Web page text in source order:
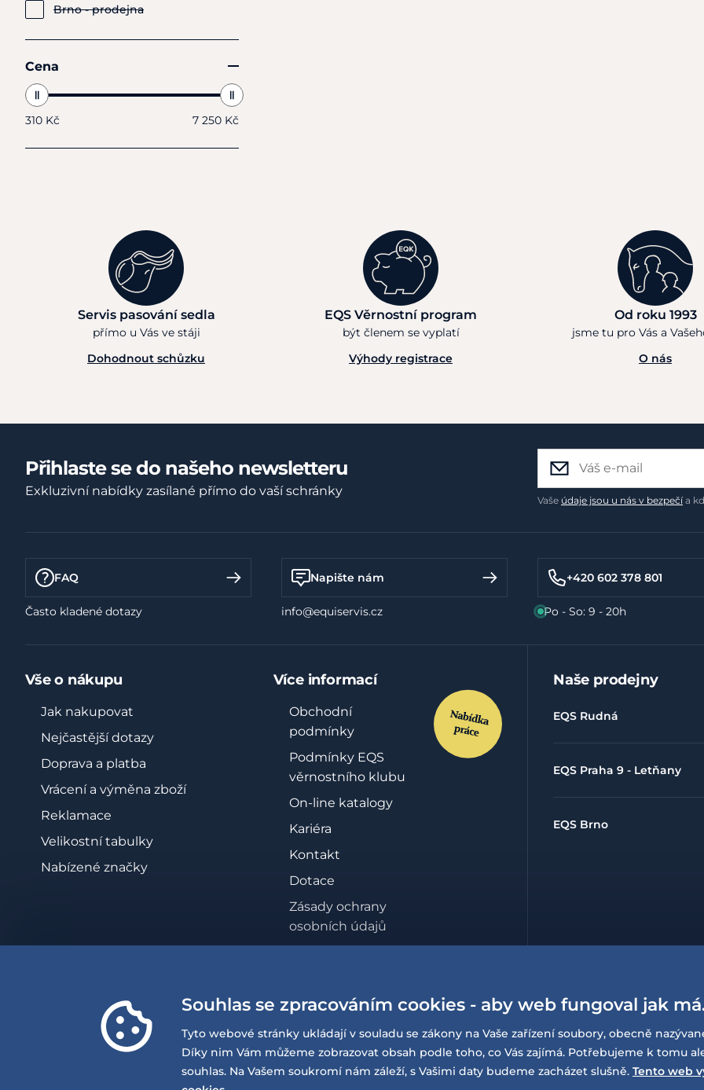
Brno - prodejna
Cena
310 Kč 7 250 Kč
Servis pasování sedla
přímo u Vás ve stáji
Dohodnout schůzku
EQS Věrnostní program
být členem se vyplatí
Výhody registrace
Od roku 1993
jsme tu pro Vás a
O nás
Přihlaste se do našeho newsletteru
Exkluzivní nabídky zasílané přímo do vaší schránky
Vaše údaje jsou u nás v bezpečía
FAQ
Často kladené dotazy
Napište nám
info@equiservis.cz
+420 602 378 801
Po - So: 9 - 20h
Vše o nákupu
Jak nakupovat
Nejčastější dotazy
Doprava a platba
Vrácení a výměna zboží
Reklamace
Velikostní tabulky
Nabízené značky
Více informací
Obchodní
podmínky
Podmínky EQS
věrnostního klubu
On-line katalogy
Kariéra
Kontakt
Dotace
Zásady ochrany
osobních údajů
přístupnosti
Naše prodejny
EQS Rudná
EQS Praha 9 - Letňany
EQS Brno
© 2026 EQUISERVIS spol. s r.o. - založeno 1993
Souhlas se zpracováním cookies - aby web fungoval jak
Tyto webové stránky ukládají v souladu se zákony na Vaše zařízení soubory, obecně
Díky nim Vám můžeme zobrazovat obsah podle toho, co Vás zajímá. Potřebujeme k tomu
souhlas. Na Vašem soukromí nám záleží, s Vašimi daty budeme zacházet slušně. Tento web